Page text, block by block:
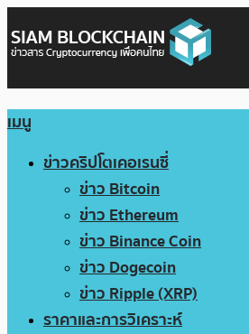
เมนู
ข่าวคริปโตเคอเรนซี่
ข่าว Bitcoin
ข่าว Ethereum
ข่าว Binance Coin
ข่าว Dogecoin
ข่าว Ripple (XRP)
ราคาและการวิเคราะห์